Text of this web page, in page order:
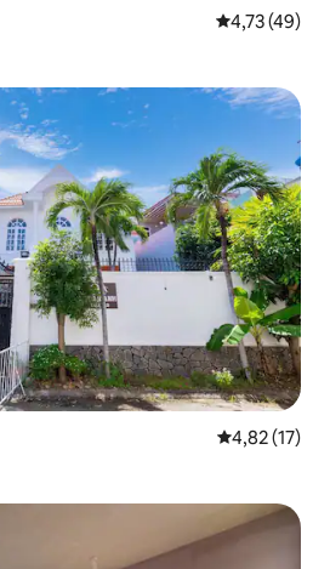
Prosječna
4,73 (49)
Prosječna
4,82 (17)